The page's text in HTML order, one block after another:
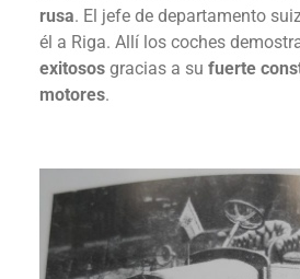
rusa. El jefe de departamento
él a Riga. Allí los coches
exitosos gracias a su fuerte
motores.